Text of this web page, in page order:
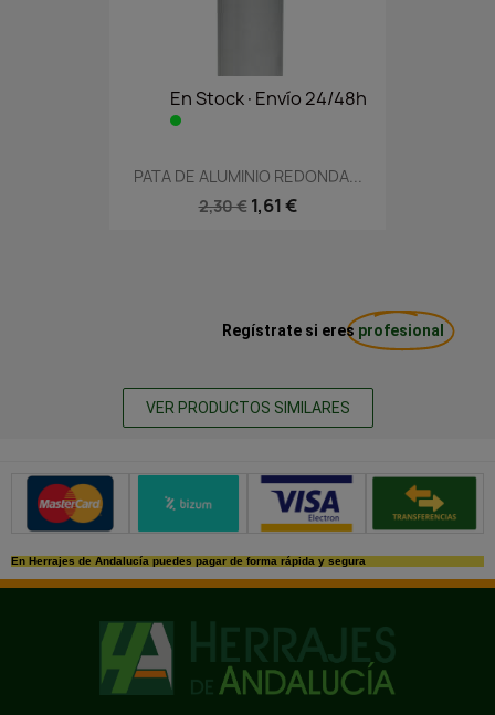
En Stock·Envío 24/48h
PATA DE ALUMINIO REDONDA...
2,30 € 1,61 €
Regístrate si eres profesional
VER PRODUCTOS SIMILARES
Métodos de pago seguros
En Herrajes de Andalucía puedes pagar de forma rápida y segura